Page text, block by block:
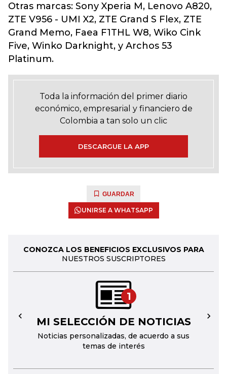
Otras marcas: Sony Xperia M, Lenovo A820,
ZTE V956 - UMI X2, ZTE Grand S Flex, ZTE
Grand Memo, Faea F1THL W8, Wiko Cink
Five, Winko Darknight, y Archos 53
Platinum.
Toda la información del primer diario
económico, empresarial y financiero de
Colombia a tan solo un clic
DESCARGUE LA APP
GUARDAR
UNIRSE A WHATSAPP
CONOZCA LOS BENEFICIOS EXCLUSIVOS PARA
NUESTROS SUSCRIPTORES
1
MI SELECCIÓN DE NOTICIAS
Noticias personalizadas, de acuerdo a sus
temas de interés
← →